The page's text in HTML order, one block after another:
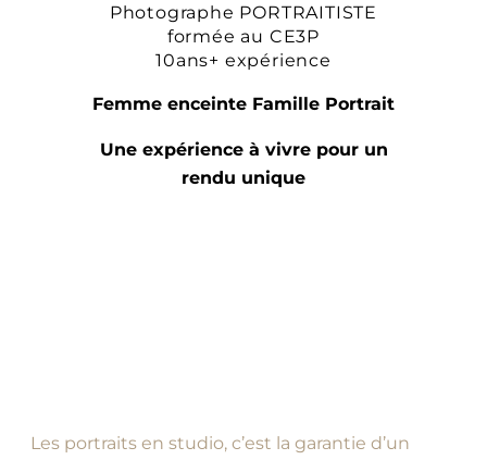
Photographe PORTRAITISTE
formée au CE3P
10ans+ expérience
Femme enceinte Famille Portrait
Une expérience à vivre pour un
rendu unique
Les portraits en studio, c’est la garantie d’un